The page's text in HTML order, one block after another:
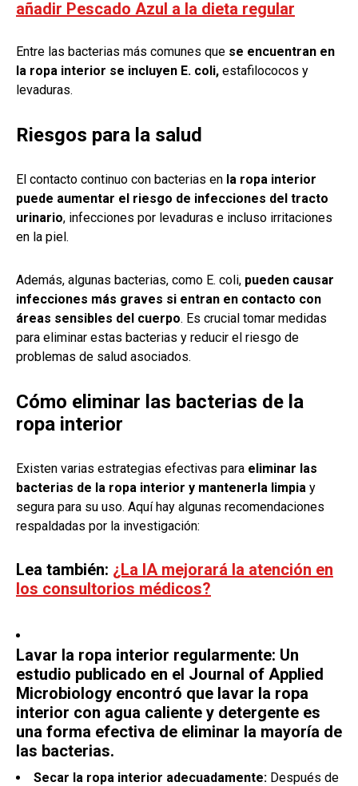
añadir Pescado Azul a la dieta regular
Entre las bacterias más comunes que se encuentran en
la ropa interior se incluyen E. coli, estafilococos y
levaduras.
Riesgos para la salud
El contacto continuo con bacterias en la ropa interior
puede aumentar el riesgo de infecciones del tracto
urinario, infecciones por levaduras e incluso irritaciones
en la piel.
Además, algunas bacterias, como E. coli, pueden causar
infecciones más graves si entran en contacto con
áreas sensibles del cuerpo. Es crucial tomar medidas
para eliminar estas bacterias y reducir el riesgo de
problemas de salud asociados.
Cómo eliminar las bacterias de la
ropa interior
Existen varias estrategias efectivas para eliminar las
bacterias de la ropa interior y mantenerla limpia y
segura para su uso. Aquí hay algunas recomendaciones
respaldadas por la investigación:
Lea también: ¿La IA mejorará la atención en
los consultorios médicos?
Lavar la ropa interior regularmente: Un
estudio publicado en el Journal of Applied
Microbiology encontró que lavar la ropa
interior con agua caliente y detergente es
una forma efectiva de eliminar la mayoría de
las bacterias.
Secar la ropa interior adecuadamente: Después de